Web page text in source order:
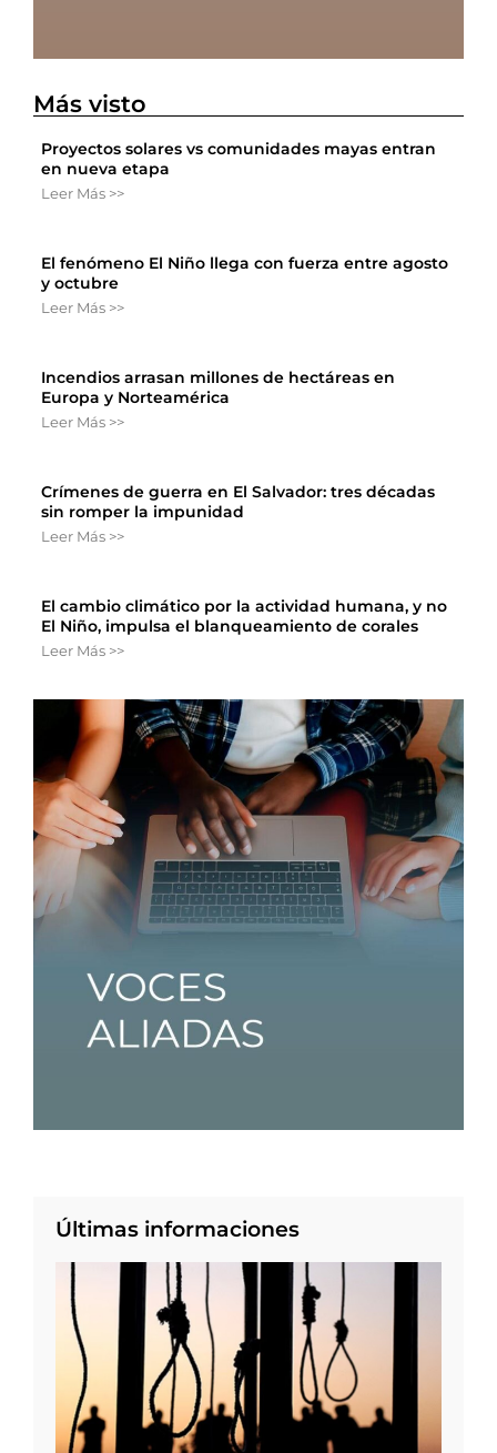
Más visto
Proyectos solares vs comunidades mayas entran
en nueva etapa
Leer Más >>
El fenómeno El Niño llega con fuerza entre agosto
y octubre
Leer Más >>
Incendios arrasan millones de hectáreas en
Europa y Norteamérica
Leer Más >>
Crímenes de guerra en El Salvador: tres décadas
sin romper la impunidad
Leer Más >>
El cambio climático por la actividad humana, y no
El Niño, impulsa el blanqueamiento de corales
Leer Más >>
Últimas informaciones